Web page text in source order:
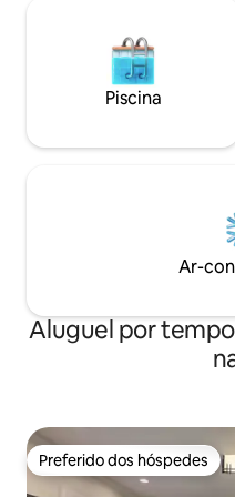
Piscina
Ar-
Aluguel por
Preferido dos hóspedes
Preferido dos hóspedes